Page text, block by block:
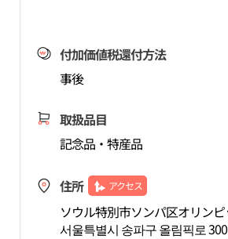
付加価値税還付方法
事後
取扱品目
記念品・特産品
住所 アクセス
ソウル特別市ソンパ区オリン
서울특별시 송파구 올림픽로